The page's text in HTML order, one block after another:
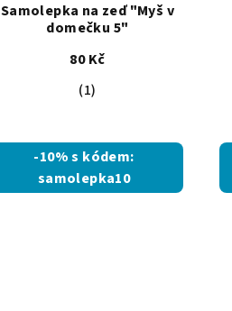
Samolepka na zeď "Myš v
domečku 5"
80 Kč
Průměrné
je
5,0
z
(1)
-10% s kódem:
samolepka10